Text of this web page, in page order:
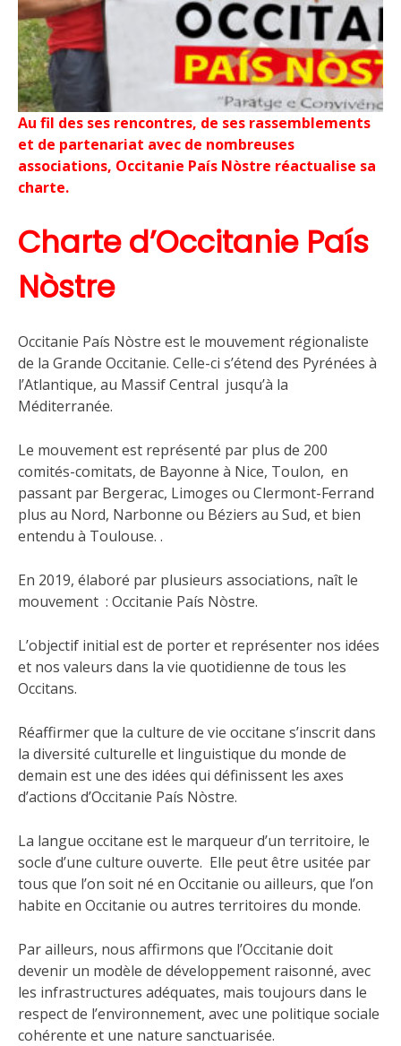
Au fil des ses rencontres, de ses rassemblements
et de partenariat avec de nombreuses
associations, Occitanie País Nòstre réactualise sa
charte.
Charte d’Occitanie País
Nòstre
Occitanie País Nòstre est le mouvement régionaliste
de la Grande Occitanie. Celle-ci s’étend des Pyrénées à
l’Atlantique, au Massif Central jusqu’à la
Méditerranée.
Le mouvement est représenté par plus de 200
comités-comitats, de Bayonne à Nice, Toulon, en
passant par Bergerac, Limoges ou Clermont-Ferrand
plus au Nord, Narbonne ou Béziers au Sud, et bien
entendu à Toulouse. .
En 2019, élaboré par plusieurs associations, naît le
mouvement : Occitanie País Nòstre.
L’objectif initial est de porter et représenter nos idées
et nos valeurs dans la vie quotidienne de tous les
Occitans.
Réaffirmer que la culture de vie occitane s’inscrit dans
la diversité culturelle et linguistique du monde de
demain est une des idées qui définissent les axes
d’actions d’Occitanie País Nòstre.
La langue occitane est le marqueur d’un territoire, le
socle d’une culture ouverte. Elle peut être usitée par
tous que l’on soit né en Occitanie ou ailleurs, que l’on
habite en Occitanie ou autres territoires du monde.
Par ailleurs, nous affirmons que l’Occitanie doit
devenir un modèle de développement raisonné, avec
les infrastructures adéquates, mais toujours dans le
respect de l’environnement, avec une politique sociale
cohérente et une nature sanctuarisée.